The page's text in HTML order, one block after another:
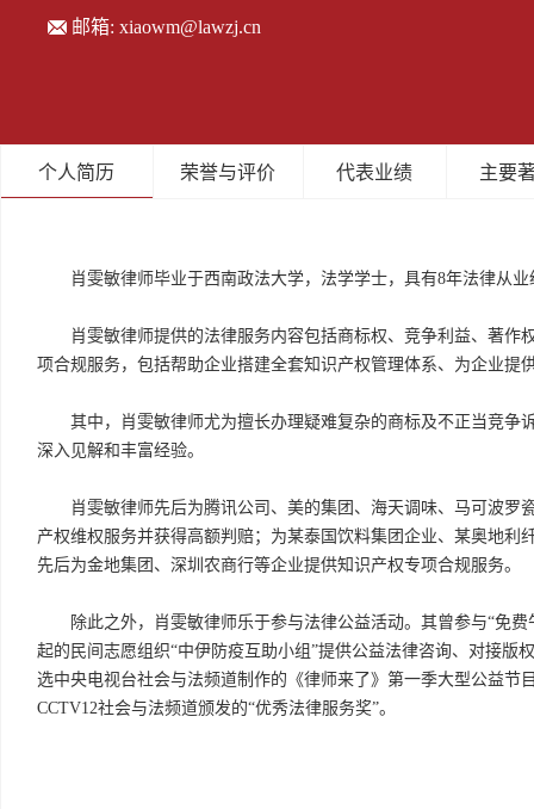
邮箱: xiaowm@lawzj.cn
个人简历 荣誉与评价 代表业绩 主要
肖雯敏律师毕业于西南政法大学，法学学士，具有8年法律从
肖雯敏律师提供的法律服务内容包括商标权、竞争利益、著
项合规服务，包括帮助企业搭建全套知识产权管理体系、为企业提
其中，肖雯敏律师尤为擅长办理疑难复杂的商标及不正当竞
深入见解和丰富经验。
肖雯敏律师先后为腾讯公司、美的集团、海天调味、马可波
产权维权服务并获得高额判赔；为某泰国饮料集团企业、某奥地
先后为金地集团、深圳农商行等企业提供知识产权专项合规服务。
除此之外，肖雯敏律师乐于参与法律公益活动。其曾参与“免
起的民间志愿组织“中伊防疫互助小组”提供公益法律咨询、对接
选中央电视台社会与法频道制作的《律师来了》第一季大型公益
CCTV12社会与法频道颁发的“优秀法律服务奖”。